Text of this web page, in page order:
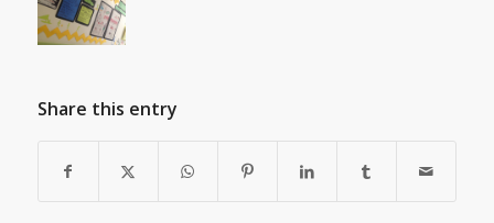
Share this entry